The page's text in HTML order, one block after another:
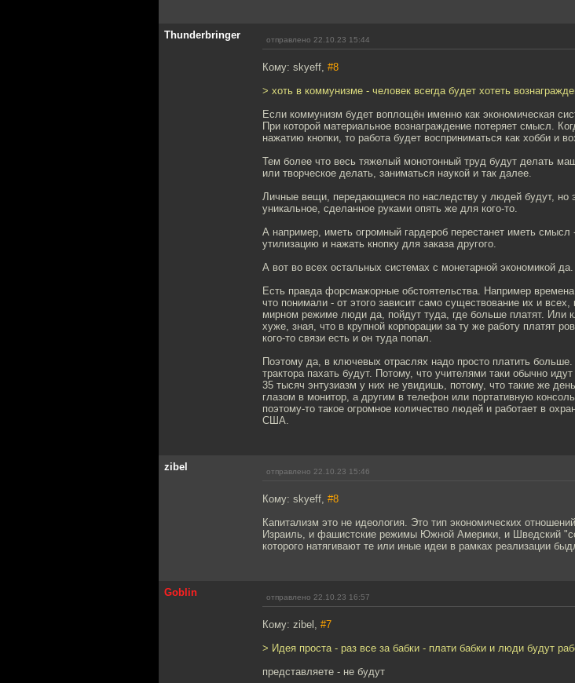
Thunderbringer отправлено 22.10.23 15:44
Кому: skyeff, #8
> хоть в коммунизме - человек всегда будет хотеть
Если коммунизм будет воплощён именно как экономическая
При которой материальное вознаграждение потеряет смысл.
нажатию кнопки, то работа будет восприниматься как хобби и
Тем более что весь тяжелый монотонный труд будут делать
или творческое делать, заниматься наукой и так далее.
Личные вещи, передающиеся по наследству у людей будут, но
уникальное, сделанное руками опять же для кого-то.
А например, иметь огромный гардероб перестанет иметь
утилизацию и нажать кнопку для заказа другого.
А вот во всех остальных системах с монетарной экономикой да.
Есть правда форсмажорные обстоятельства. Например
что понимали - от этого зависит само существование их и
мирном режиме люди да, пойдут туда, где больше платят. Или
хуже, зная, что в крупной корпорации за ту же работу платят
кого-то связи есть и он туда попал.
Поэтому да, в ключевых отраслях надо просто платить
трактора пахать будут. Потому, что учителями таки обычно
35 тысяч энтузиазм у них не увидишь, потому, что такие же
глазом в монитор, а другим в телефон или портативную
поэтому-то такое огромное количество людей и работает в
США.
zibel отправлено 22.10.23 15:46
Кому: skyeff, #8
Капитализм это не идеология. Это тип экономических
Израиль, и фашистские режимы Южной Америки, и Шведский
которого натягивают те или иные идеи в рамках реализации
Goblin отправлено 22.10.23 16:57
Кому: zibel, #7
> Идея проста - раз все за бабки - плати бабки и люди будут
представляете - не будут